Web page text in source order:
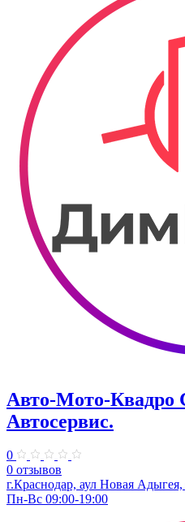
Авто-Мото-
Автосервис.
0
0 отзывов
г.Краснодар, аул Новая
Пн-Вс 09:00-19:00